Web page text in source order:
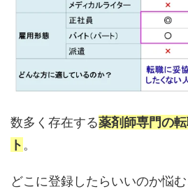
数多く存在する薬剤師専門の
ト 。
どこに登録したらいいのか悩